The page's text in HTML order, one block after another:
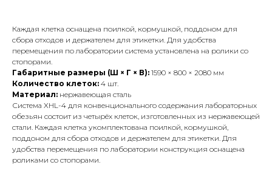
Каждая клетка оснащена поилкой, кормушкой, поддоном для
сбора отходов и держателем для этикетки. Для удобства
перемещения по лаборатории система установлена на ролики со
стопорами.
Габаритные размеры (Ш × Г × В): 1590 × 800 × 2080 мм
Количество клеток: 4 шт.
Материал: нержавеющая сталь
Система XHL-4 для конвенционального содержания лабораторных
обезьян состоит из четырёх клеток, изготовленных из нержавеющей
стали. Каждая клетка укомплектована поилкой, кормушкой,
поддоном для сбора отходов и держателем для этикетки. Для
удобства перемещения по лаборатории конструкция оснащена
роликами со стопорами.